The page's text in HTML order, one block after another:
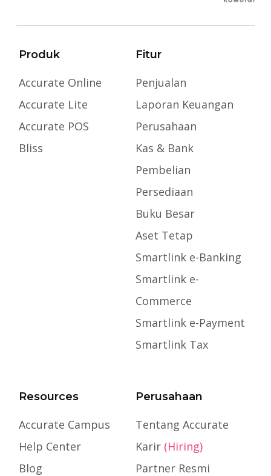
Produk
Accurate Online
Accurate Lite
Accurate POS
Bliss
Fitur
Penjualan
Laporan Keuangan
Perusahaan
Kas & Bank
Pembelian
Persediaan
Buku Besar
Aset Tetap
Smartlink e-Banking
Smartlink e-
Commerce
Smartlink e-Payment
Smartlink Tax
Resources
Accurate Campus
Help Center
Blog
Perusahaan
Tentang Accurate
Karir (Hiring)
Partner Resmi